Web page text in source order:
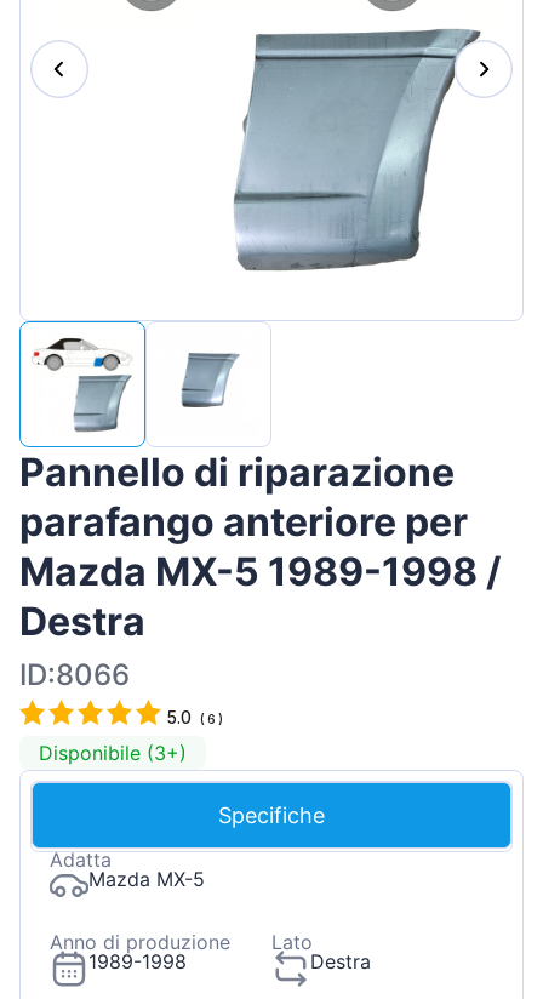
Lietuvių
Hrvatski
Slovenčina
Pannello di riparazione
parafango anteriore per
Mazda MX-5 1989-1998 /
Destra
ID:8066
5.0 (6 )
Disponibile (3+)
Specifiche
Adatta
Mazda MX-5
Anno di produzione
1989-1998
Lato
Destra